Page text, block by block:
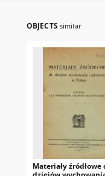
OBJECTS similar
Materiały źródłowe